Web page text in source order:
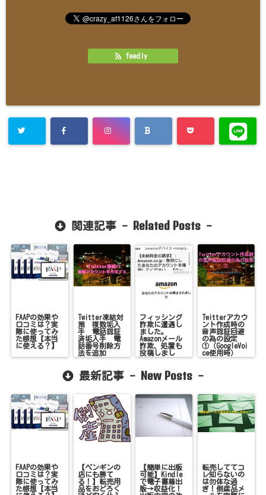
feedly
関連記事 - Related Posts-
FAAPの効果や
口コミは？実
際に使ってみ
た感想【本当
に使える？】
Twitter凍結対
策 複数垢入
手 電話認証
済垢入手 電
話番号削除方
法を追加
フィッシング
詐欺に遭遇し
ました。
Amazonメール
詐欺、処置も
投稿しまし
た！
Twitterアカウ
ント作成時の
音声認証回避
の為の設定
①（GoogleVoi
ce使用時）
最新記事 - New Posts -
FAAPの効果や
口コミは？実
際に使ってみ
た感想【本当
【ペンギンの
店にも勝て
る！】転売用
品をおどろく
【簡単に出版
可能】Kindle
で電子書籍出
版→収益化！
転売しててコ
レ知らないの
は勿体な過
ぎ！倒産品メ